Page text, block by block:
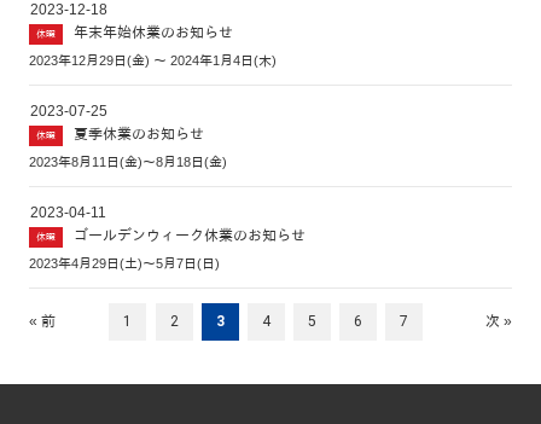
2023-12-18
休暇 年末年始休業のお知らせ
2023年12月29日(金) ～ 2024年1月4日(木)
2023-07-25
休暇 夏季休業のお知らせ
2023年8月11日(金)～8月18日(金)
2023-04-11
休暇 ゴールデンウィーク休業のお知らせ
2023年4月29日(土)～5月7日(日)
« 前 1 2 3 4 5 6 7 次 »